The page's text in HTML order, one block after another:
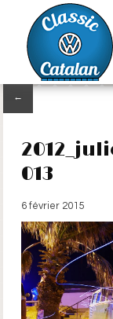
←
013
6 février 2015